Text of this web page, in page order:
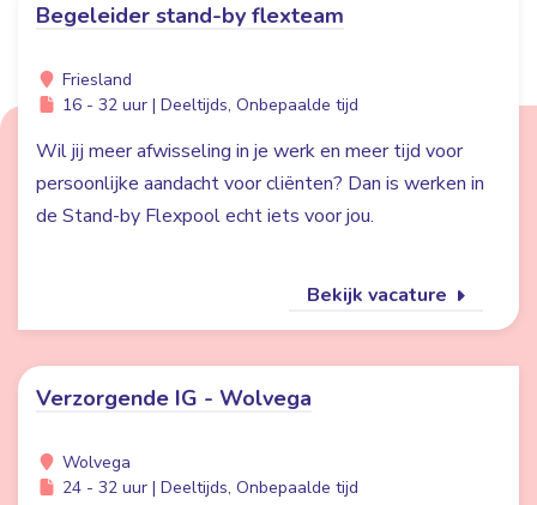
Begeleider stand-by flexteam
Friesland
16 - 32 uur | Deeltijds, Onbepaalde tijd
Wil jij meer afwisseling in je werk en meer tijd voor
persoonlijke aandacht voor cliënten? Dan is werken in
de Stand-by Flexpool echt iets voor jou.
Bekijk vacature
Verzorgende IG - Wolvega
Wolvega
24 - 32 uur | Deeltijds, Onbepaalde tijd